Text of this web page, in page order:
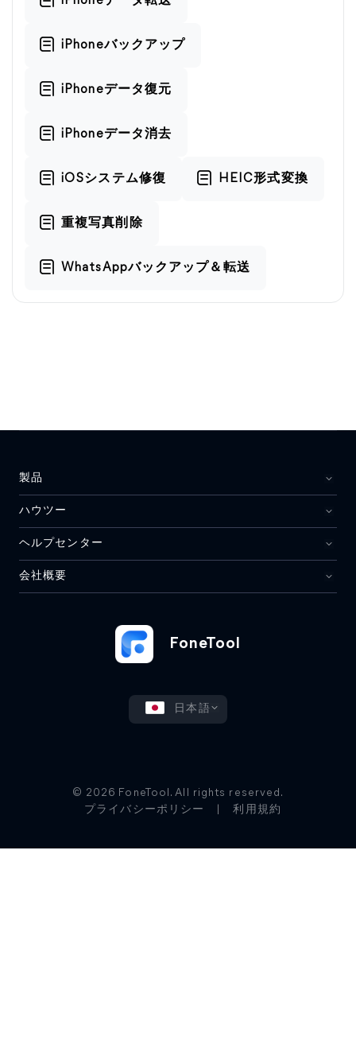
iPhoneバックアップ
iPhoneデータ復元
iPhoneデータ消去
iOSシステム修復 HEIC形式変換
重複写真削除
WhatsAppバックアップ＆転送
FoneTool
日本語
製品
ハウツー
ヘルプセンター
会社概要
© 2026 FoneTool. All rights reserved.
プライバシーポリシー
利用規約